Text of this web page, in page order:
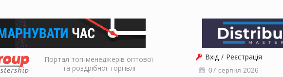
Портал топ-менеджерів оптової
та роздрібної торгівлі
Вхід Реєстрація
07 серпня 2026